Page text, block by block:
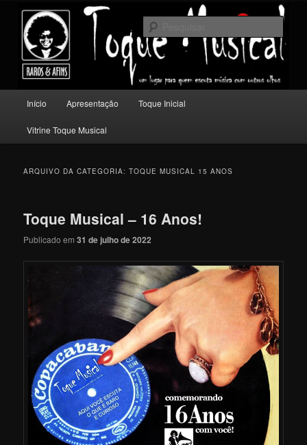
conteúdo
principal
conteúdo
secundário
Toque Musical
Um lugar para quem escuta música com outros olhos.
principal
Início Apresentação Toque Inicial
Vitrine Toque Musical
ARQUIVO DA CATEGORIA:TOQUE MUSICAL 15 ANOS
Toque Musical – 16 Anos!
Publicado em31 de julho de 2022